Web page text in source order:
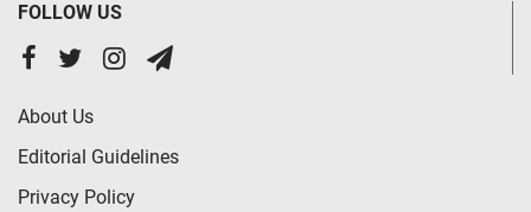
FOLLOW US
About Us
Editorial Guidelines
Privacy Policy